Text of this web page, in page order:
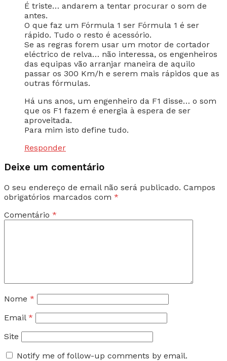
É triste… andarem a tentar procurar o som de
antes.
O que faz um Fórmula 1 ser Fórmula 1 é ser
rápido. Tudo o resto é acessório.
Se as regras forem usar um motor de cortador
eléctrico de relva… não interessa, os engenheiros
das equipas vão arranjar maneira de aquilo
passar os 300 Km/h e serem mais rápidos que as
outras fórmulas.
Há uns anos, um engenheiro da F1 disse… o som
que os F1 fazem é energia à espera de ser
aproveitada.
Para mim isto define tudo.
Responder
Deixe um comentário
O seu endereço de email não será publicado. Campos
obrigatórios marcados com *
Comentário *
Nome *
Email *
Site
Notify me of follow-up comments by email.